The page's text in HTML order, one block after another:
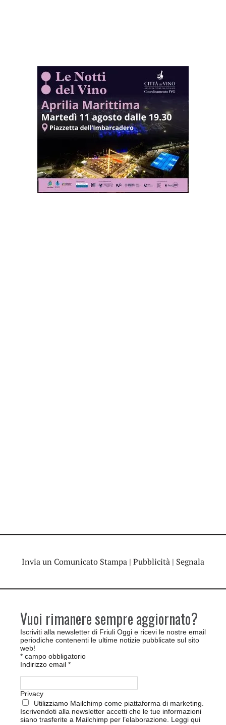
Invia un Comunicato Stampa | Pubblicità | Segnala
Vuoi rimanere sempre aggiornato?
Iscriviti alla newsletter di Friuli Oggi e ricevi le nostre email
periodiche contenenti le ultime notizie pubblicate sul sito
web!
* campo obbligatorio
Indirizzo email *
Privacy
Utilizziamo Mailchimp come piattaforma di marketing.
Iscrivendoti alla newsletter accetti che le tue informazioni
siano trasferite a Mailchimp per l’elaborazione. Leggi qui